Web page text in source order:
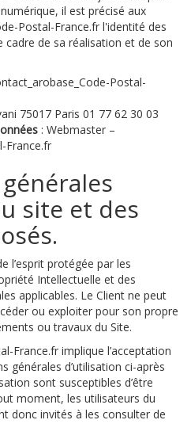
il est précisé aux
Postal-France.fr l'identité des
de sa réalisation et de son
Postal-
75017 Paris 01 77 62 30 03
: Webmaster –
France.fr
site et des
l’esprit protégée par les
Intellectuelle et des
applicables. Le Client ne peut
ou exploiter pour son propre
ou travaux du Site.
France.fr implique l’acceptation
générales d’utilisation ci-après
sont susceptibles d’être
moment, les utilisateurs du
donc invités à les consulter de